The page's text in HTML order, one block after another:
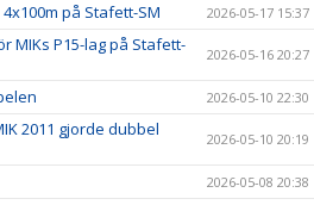
på Stafett-SM 2026-05-17 15:37
MIKs P15-lag på Stafett-
2026-05-16 20:27
2026-05-10 22:30
2011 gjorde dubbel
2026-05-10 20:19
2026-05-08 20:38